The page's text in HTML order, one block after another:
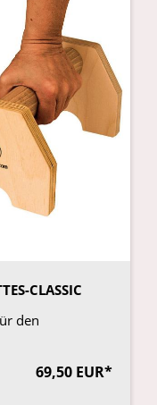
CLASSIC
den
69,50 EUR*